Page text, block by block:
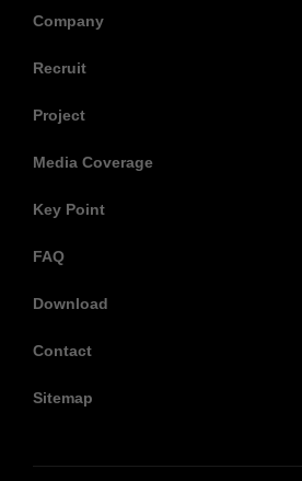
Company
Recruit
Project
Media Coverage
Key Point
FAQ
Download
Contact
Sitemap